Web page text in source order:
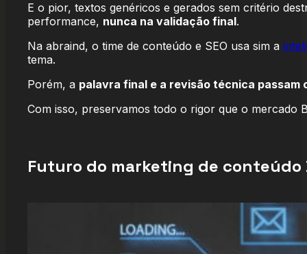
E o pior, textos genéricos e gerados sem critério
performance, nunca na validação final.
Na abraind, o time de conteúdo e SEO usa sim a
tema.
Porém, a palavra final e a revisão técnica
Com isso, preservamos todo o rigor que o mercado
Futuro do marketing de conteúdo